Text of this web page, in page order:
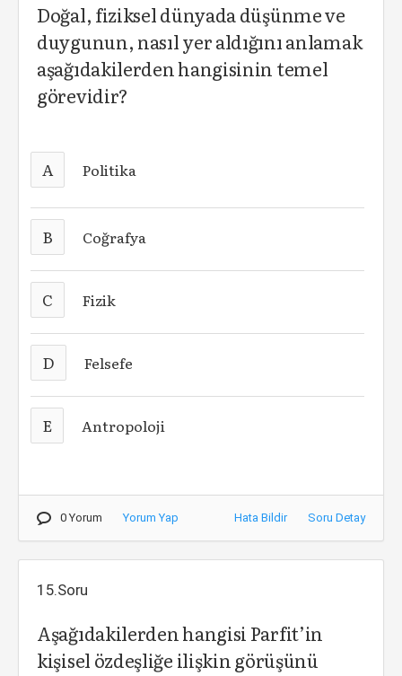
Doğal, fiziksel dünyada düşünme ve
duygunun, nasıl yer aldığını anlamak
aşağıdakilerden hangisinin temel
görevidir?
A Politika
B Coğrafya
C Fizik
D Felsefe
E Antropoloji
0 Yorum Yorum Yap Hata Bildir Soru Detay
15.Soru
Aşağıdakilerden hangisi Parfit’in
kişisel özdeşliğe ilişkin görüşünü